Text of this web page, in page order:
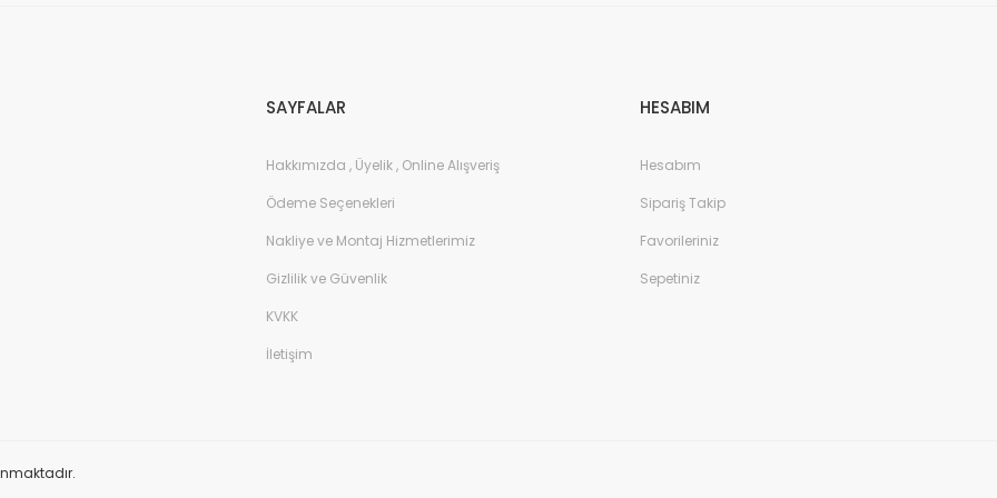
SAYFALAR
Hakkımızda , Üyelik , Online Alışveriş
Ödeme Seçenekleri
Nakliye ve Montaj Hizmetlerimiz
Gizlilik ve Güvenlik
KVKK
İletişim
HESABIM
Hesabım
Sipariş Takip
Favorileriniz
Sepetiniz